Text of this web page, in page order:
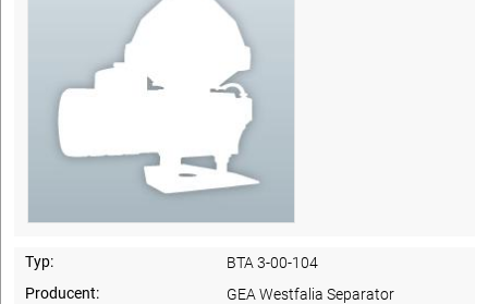
Typ:
BTA 3-00-104
Producent:
GEA Westfalia Separator